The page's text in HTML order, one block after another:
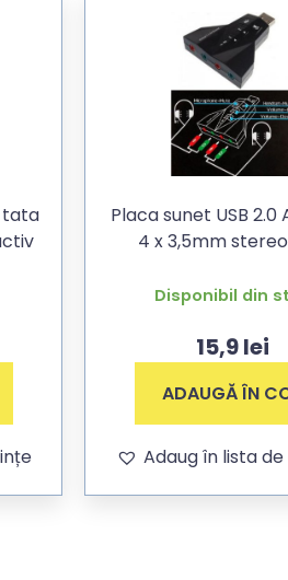
tata
Placa sunet USB 2.0
4 x 3,5mm
Disponibil din
15,9lei
ADAUGĂ ÎN
Adaug în lista